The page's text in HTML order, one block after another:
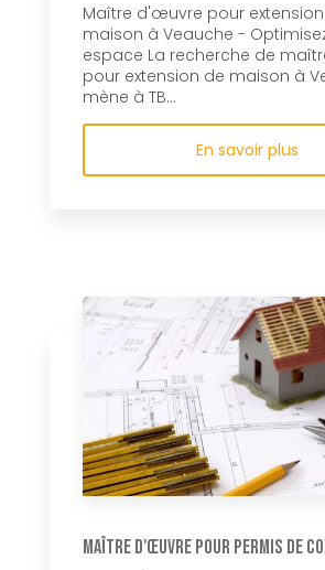
Maître d'œuvre pour
maison à Veauche -
espace La recherche de
pour extension de maison à
mène à TB...
En savoir plus
Maître d'œuvre pour permis de